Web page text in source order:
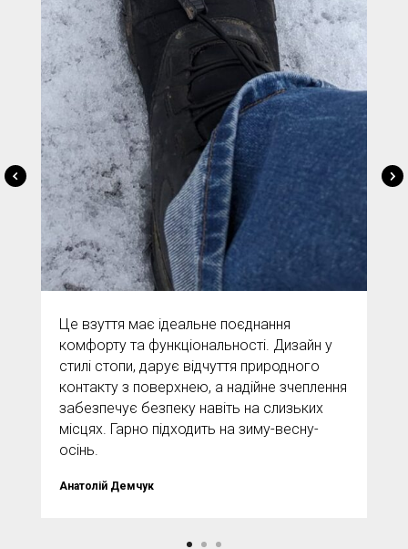
Це взуття має ідеальне поєднання
комфорту та функціональності. Дизайн у
стилі стопи, дарує відчуття природного
контакту з поверхнею, а надійне зчеплення
забезпечує безпеку навіть на слизьких
місцях. Гарно підходить на зиму-весну-
осінь.
Анатолій Демчук